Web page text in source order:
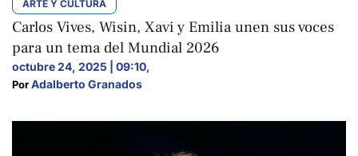
ARTE Y CULTURA
Carlos Vives, Wisin, Xavi y Emilia unen sus voces
para un tema del Mundial 2026
octubre 24, 2025 | 09:10,
Por Adalberto Granados